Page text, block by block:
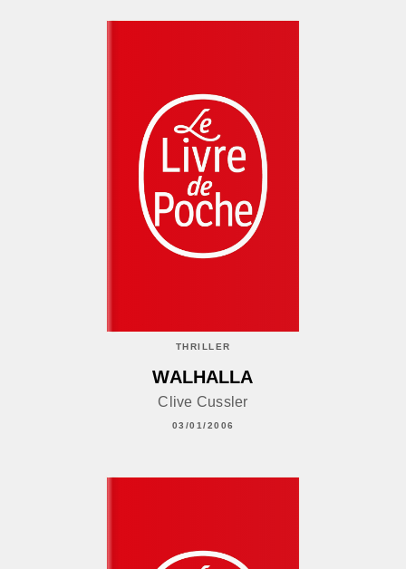
THRILLER
WALHALLA
Clive Cussler
03/01/2006